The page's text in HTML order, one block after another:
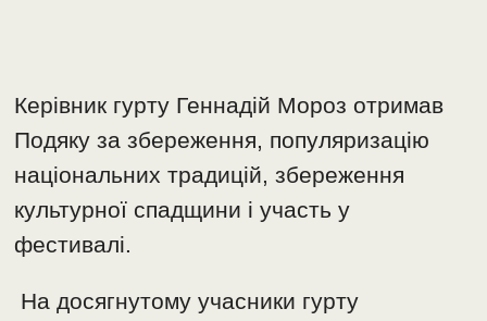
Керівник гурту Геннадій Мороз отримав
Подяку за збереження, популяризацію
національних традицій, збереження
культурної спадщини і участь у
фестивалі.
На досягнутому учасники гурту